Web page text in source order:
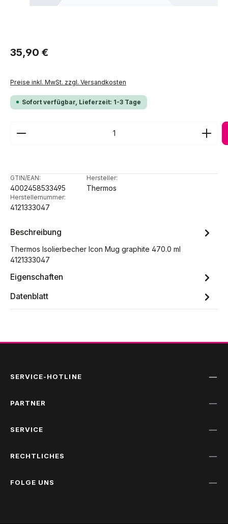
Regulärer Preis:
35,90 €
Preise inkl. MwSt. zzgl. Versandkosten
Sofort verfügbar, Lieferzeit: 1-3 Tage
Produkt Anzahl: Gib den gewünschten Wert ein
GTIN/EAN:
4002458533495
Hersteller:
Thermos
Herstellernummer:
4121333047
Beschreibung
Thermos Isolierbecher Icon Mug graphite 470.0 ml
4121333047
Eigenschaften
Datenblatt
SERVICE-HOTLINE
PARTNER
SERVICE
RECHTLICHES
FOLGE UNS